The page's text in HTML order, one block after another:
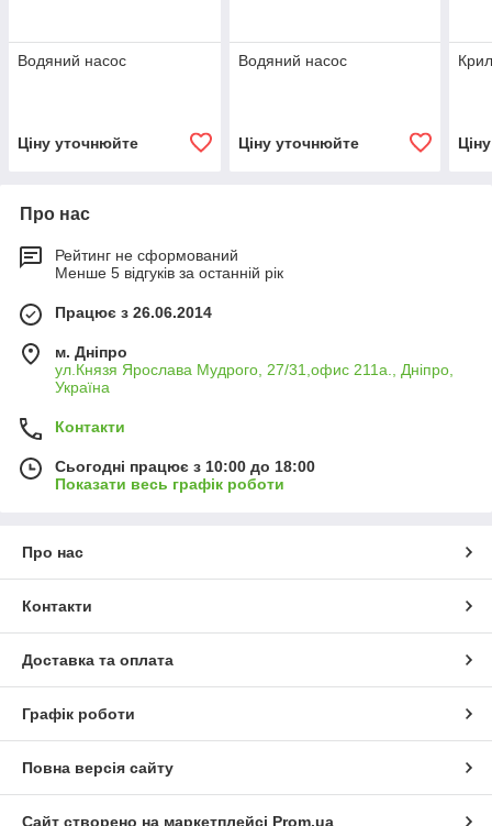
Водяний насос
Ціну уточнюйте
Водяний насос
Ціну уточнюйте
Про нас
Рейтинг не сформований
Менше 5 відгуків за останній рік
Працює з 26.06.2014
м. Дніпро
ул.Князя Ярослава Мудрого, 27/31,офис 211а., Дніпро,
Україна
Контакти
Сьогодні працює з 10:00 до 18:00
Показати весь графік роботи
Про нас
Контакти
Доставка та оплата
Графік роботи
Повна версія сайту
Сайт створено на маркетплейсі Prom.ua